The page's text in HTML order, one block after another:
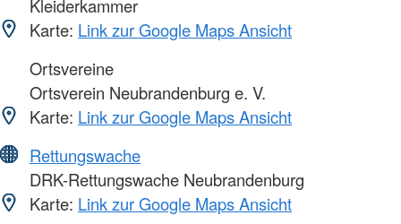
Kleiderkammer
Karte: Link zur Google Maps Ansicht
Ortsvereine
Ortsverein Neubrandenburg e. V.
Karte: Link zur Google Maps Ansicht
Rettungswache
DRK-Rettungswache Neubrandenburg
Karte: Link zur Google Maps Ansicht